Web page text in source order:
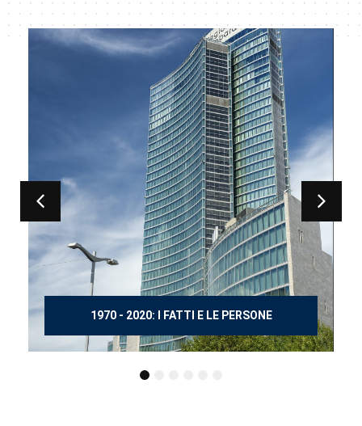
150 ANNI DOPO MANZONI